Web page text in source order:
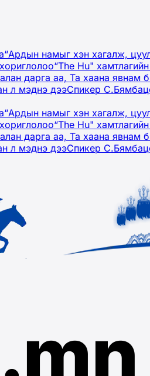
“Ардын намыг хэн хагалж,
“The Hu"
дарга аа, Та хаана явнам
л мэднэ дээСпикер
“Ардын намыг хэн хагалж,
“The Hu"
дарга аа, Та хаана явнам
л мэднэ дээСпикер